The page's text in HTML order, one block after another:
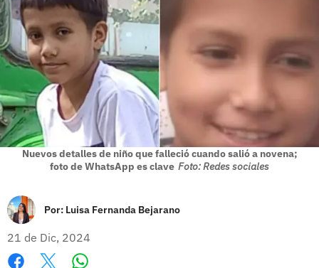
Nuevos detalles de niño que falleció cuando salió a novena;
foto de WhatsApp es clave Foto: Redes sociales
Por: Luisa Fernanda Bejarano
21 de Dic, 2024